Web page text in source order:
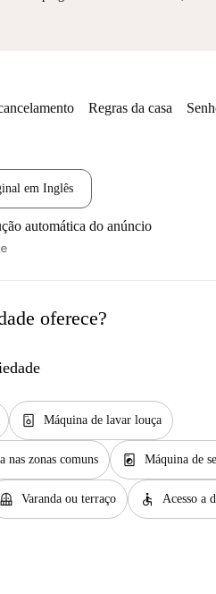
Regras da casa
em Inglês
automática do anúncio
oferece?
dishwasher_gen Máquina de lavar louça
nas zonas comuns local_laundry_service Máquina de
balcony Varanda ou terraço accessible Acesso a